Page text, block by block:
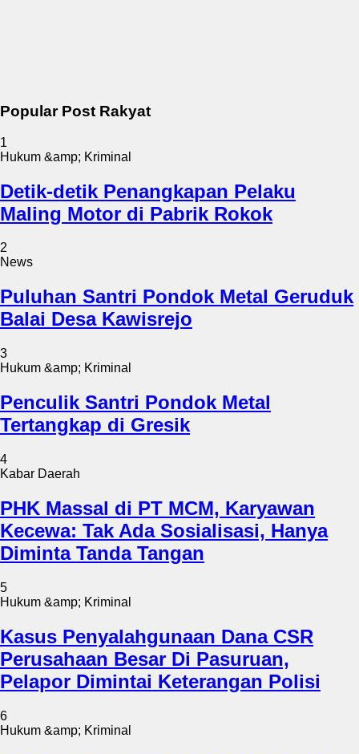
Popular Post Rakyat
1
Hukum &amp; Kriminal
Detik-detik Penangkapan Pelaku
Maling Motor di Pabrik Rokok
2
News
Puluhan Santri Pondok Metal Geruduk
Balai Desa Kawisrejo
3
Hukum &amp; Kriminal
Penculik Santri Pondok Metal
Tertangkap di Gresik
4
Kabar Daerah
PHK Massal di PT MCM, Karyawan
Kecewa: Tak Ada Sosialisasi, Hanya
Diminta Tanda Tangan
5
Hukum &amp; Kriminal
Kasus Penyalahgunaan Dana CSR
Perusahaan Besar Di Pasuruan,
Pelapor Dimintai Keterangan Polisi
6
Hukum &amp; Kriminal